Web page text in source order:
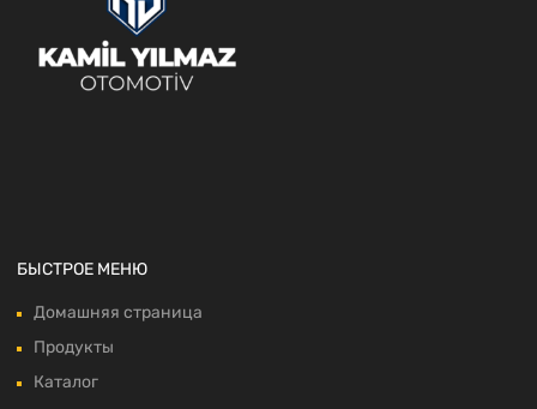
БЫСТРОЕ МЕНЮ
Домашняя страница
Продукты
Каталог